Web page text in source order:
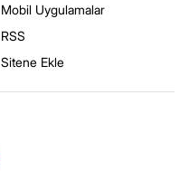
Mobil Uygulamalar
RSS
Sitene Ekle